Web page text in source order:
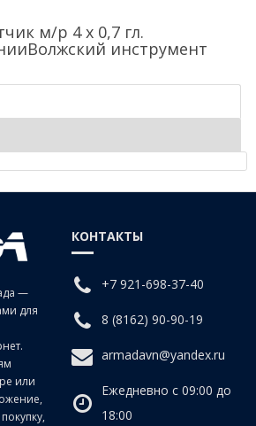
м/р 4 х 0,7 гл.
Волжский инструмент
метрической внутренней резьбы в
сталей средней и низкой
—
для
или
КОНТАКТЫ
+7 921-698-37-40
8 (8162) 90-90-19
armadavn@yandex.ru
Ежедневно с 09:00 до
18:00